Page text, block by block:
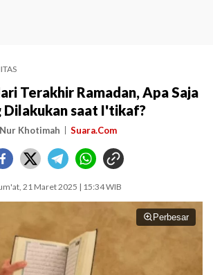
Terakhir Ramadan, Apa Saja
Dilakukan saat I'tikaf?
Nur Khotimah Suara.Com
21 Maret 2025 | 15:34 WIB
Perbesar